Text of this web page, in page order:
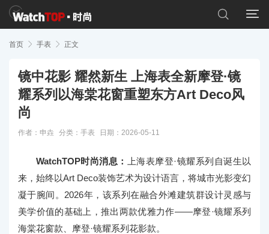


首页  手表  正文
镜中花影 耀然新生 上海表全新摩登·镜
耀系列以海棠花窗重塑东方Art Deco风
尚
作者：申垚 分类： 手表 日期：2026-05-11
WatchTOP时尚消息：
上海表摩登·镜耀系列自诞生以
来，始终以Art Deco装饰艺术为设计语言，将城市光影变幻
凝于腕间。2026年，该系列在融合外滩建筑群设计灵感与
美学价值的基础上，推出两款优雅力作——摩登·镜耀系列
海棠花窗款、摩登·镜耀系列花影款。